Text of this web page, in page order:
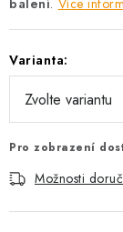
Kontakt
Obchodní podmínky
Věrnostní slevy
balení. Více
Varianta:
Pro zobrazení
Možnosti